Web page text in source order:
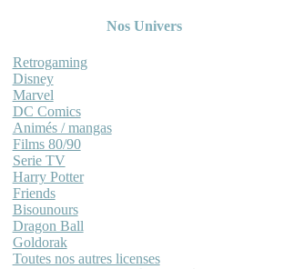
Nos Univers
Retrogaming
Disney
Marvel
DC Comics
Animés / mangas
Films 80/90
Serie TV
Harry Potter
Friends
Bisounours
Dragon Ball
Goldorak
Toutes nos autres licenses